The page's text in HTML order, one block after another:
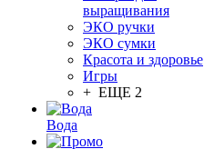
выращивания
ЭКО ручки
ЭКО сумки
Красота и здоровье
Игры
+ ЕЩЕ 2
Вода